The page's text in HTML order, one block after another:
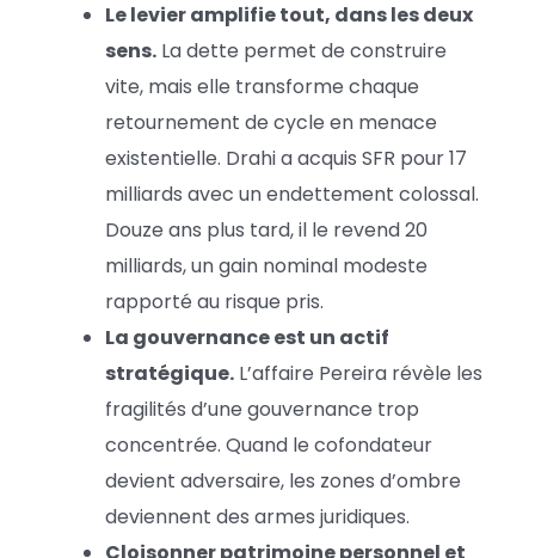
Le levier amplifie tout, dans les deux
sens. La dette permet de construire
vite, mais elle transforme chaque
retournement de cycle en menace
existentielle. Drahi a acquis SFR pour 17
milliards avec un endettement colossal.
Douze ans plus tard, il le revend 20
milliards, un gain nominal modeste
rapporté au risque pris.
La gouvernance est un actif
stratégique. L’affaire Pereira révèle les
fragilités d’une gouvernance trop
concentrée. Quand le cofondateur
devient adversaire, les zones d’ombre
deviennent des armes juridiques.